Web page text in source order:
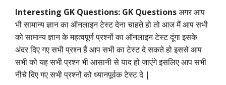
Interesting GK Questions: GK Questionsअगर आप
भी सामान्य ज्ञान का ऑनलाइन टेस्ट देना चाहते हो तो आज मैं आप सभी
को सामान्य ज्ञान के महत्वपूर्ण प्रश्नों का ऑनलाइन टेस्ट दूंगा इसके
अंदर दिए गए सभी प्रश्न हैं आप सभी का टेस्ट दे सकते हो इससे आप
सभी को यह सभी प्रश्न भी आसानी से याद हो जाएंगे इसलिए आप सभी
नीचे दिए गए सभी प्रश्नों को ध्यानपूर्वक टेस्ट दे |